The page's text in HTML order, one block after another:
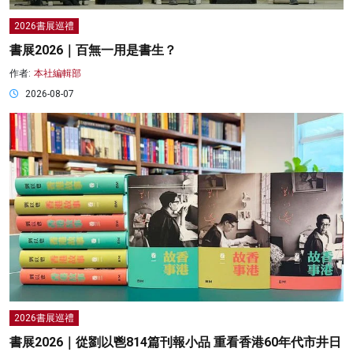
2026書展巡禮
書展2026｜百無一用是書生？
作者: 本社編輯部
2026-08-07
2026書展巡禮
書展2026｜從劉以鬯814篇刊報小品 重看香港60年代市井日